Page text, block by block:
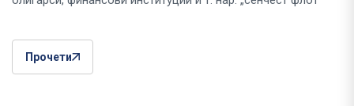
Прочети